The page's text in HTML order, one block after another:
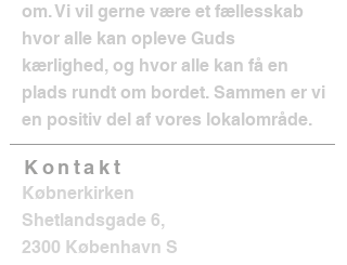
om. Vi vil gerne være et fællesskab
hvor alle kan opleve Guds
kærlighed, og hvor alle kan få en
plads rundt om bordet. Sammen er vi
en positiv del af vores lokalområde.
Kontakt
Købnerkirken
Shetlandsgade 6,
2300 København S